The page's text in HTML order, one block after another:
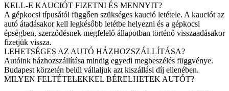
KELL-E KAUCIÓT FIZETNI ÉS MENNYIT?
A gépkocsi típusától függően szükséges kaució letétele. A kauciót az
autó átadásakor kell legkésőbb letétbe helyezni és a gépkocsi
épségben, szerződésnek megfelelő állapotban történő visszaadásakor
fizetjük vissza.
LEHETSÉGES AZ AUTÓ HÁZHOZSZÁLLÍTÁSA?
Autóink házhozszállítása mindig egyedi megbeszélés függvénye.
Budapest körzetén belül vállaljuk azt kiszállási díj ellenében.
MILYEN FELTÉTELEKKEL BÉRELHETEK AUTÓT?